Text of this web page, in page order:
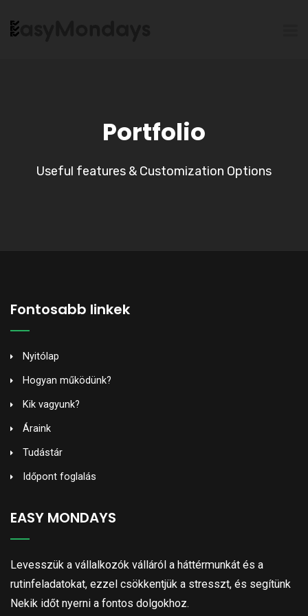
Portfolio
Useful features & Customization Options
Fontosabb linkek
Nyitólap
Hogyan működünk?
Kik vagyunk?
Áraink
Tudástár
Időpont foglalás
EASY MONDAYS
Levesszük a vállalkozók válláról a háttérmunkát és a
rutinfeladatokat, ezzel csökkentjük a stresszt, és segítünk
Nekik időt nyerni a fontos dolgokhoz.